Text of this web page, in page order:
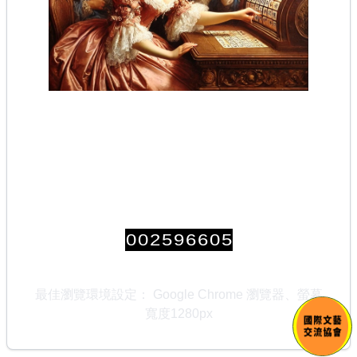
002596605
最佳瀏覽環境設定： Google Chrome 瀏覽器、螢幕
寬度1280px